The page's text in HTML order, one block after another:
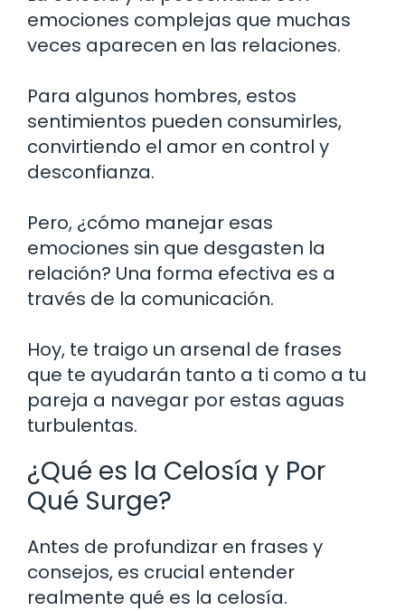
emociones complejas que muchas
veces aparecen en las relaciones.
Para algunos hombres, estos
sentimientos pueden consumirles,
convirtiendo el amor en control y
desconfianza.
Pero, ¿cómo manejar esas
emociones sin que desgasten la
relación? Una forma efectiva es a
través de la comunicación.
Hoy, te traigo un arsenal de frases
que te ayudarán tanto a ti como a tu
pareja a navegar por estas aguas
turbulentas.
¿Qué es la Celosía y Por
Qué Surge?
Antes de profundizar en frases y
consejos, es crucial entender
realmente qué es la celosía.